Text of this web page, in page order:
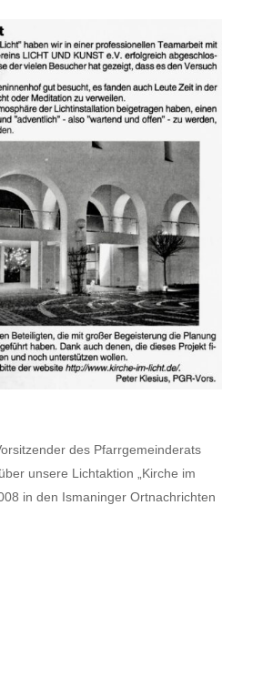
des Pfarrgemeinderats
unsere Lichtaktion „Kirche im
in den Ismaninger Ortnachrichten